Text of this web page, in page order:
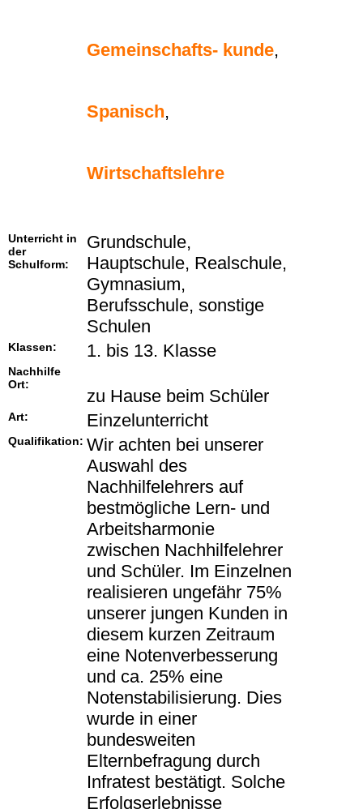
Gemeinschafts- kunde,
Spanisch,
Wirtschaftslehre
Unterricht in
der
Schulform:
Grundschule,
Hauptschule, Realschule,
Gymnasium,
Berufsschule, sonstige
Schulen
Klassen: 1. bis 13. Klasse
Nachhilfe
Ort:
zu Hause beim Schüler
Art: Einzelunterricht
Qualifikation: Wir achten bei unserer
Auswahl des
Nachhilfelehrers auf
bestmögliche Lern- und
Arbeitsharmonie
zwischen Nachhilfelehrer
und Schüler. Im Einzelnen
realisieren ungefähr 75%
unserer jungen Kunden in
diesem kurzen Zeitraum
eine Notenverbesserung
und ca. 25% eine
Notenstabilisierung. Dies
wurde in einer
bundesweiten
Elternbefragung durch
Infratest bestätigt. Solche
Erfolgserlebnisse